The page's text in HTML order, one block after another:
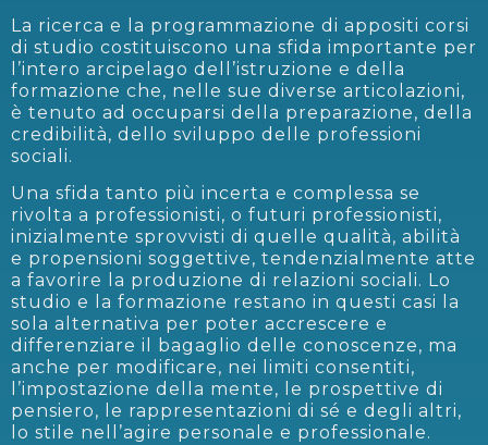
La ricerca e la programmazione di appositi corsi
di studio costituiscono una sfida importante per
l’intero arcipelago dell’istruzione e della
formazione che, nelle sue diverse articolazioni,
è tenuto ad occuparsi della preparazione, della
credibilità, dello sviluppo delle professioni
sociali.
Una sfida tanto più incerta e complessa se
rivolta a professionisti, o futuri professionisti,
inizialmente sprovvisti di quelle qualità, abilità
e propensioni soggettive, tendenzialmente atte
a favorire la produzione di relazioni sociali. Lo
studio e la formazione restano in questi casi la
sola alternativa per poter accrescere e
differenziare il bagaglio delle conoscenze, ma
anche per modificare, nei limiti consentiti,
l’impostazione della mente, le prospettive di
pensiero, le rappresentazioni di sé e degli altri,
lo stile nell’agire personale e professionale.